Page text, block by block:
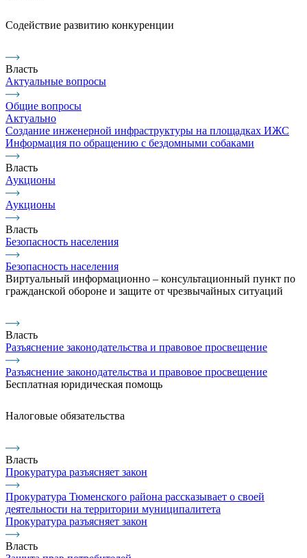
Содействие развитию конкуренции
Власть
Актуальные вопросы
Общие вопросы
Актуально
Создание инженерной инфраструктуры на площадках ИЖС
Информация по обращению с бездомными собаками
Власть
Аукционы
Аукционы
Власть
Безопасность населения
Безопасность населения
Виртуальный информационно – консультационный пункт по
гражданской обороне и защите от чрезвычайных ситуаций
Власть
Разъяснение законодательства и правовое просвещение
Разъяснение законодательства и правовое просвещение
Бесплатная юридическая помощь
Налоговые обязательства
Власть
Прокуратура разъясняет закон
Прокуратура Тюменского района рассказывает о своей
деятельности на территории муниципалитета
Прокуратура разъясняет закон
Власть